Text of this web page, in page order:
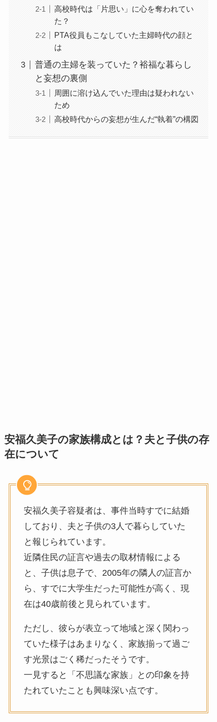
高校時代は「片思い」に心を奪われてい
た？
PTA役員もこなしていた主婦時代の顔と
は
普通の主婦を装っていた？裕福な暮らし
と妄想の裏側
周囲に溶け込んでいた理由は疑われない
ため
高校時代からの妄想が生んだ“執着”の構図
安福久美子の家族構成とは？夫と子供の存
在について
安福久美子容疑者は、事件当時すでに結婚
しており、夫と子供の3人で暮らしていた
と報じられています。
近隣住民の証言や過去の取材情報による
と、子供は息子で、2005年の隣人の証言か
ら、すでに大学生だった可能性が高く、現
在は40歳前後と見られています。
ただし、彼らが表立って地域と深く関わっ
ていた様子はあまりなく、家族揃って過ご
す光景はごく稀だったそうです。
一見すると「不思議な家族」との印象を持
たれていたことも興味深い点です。